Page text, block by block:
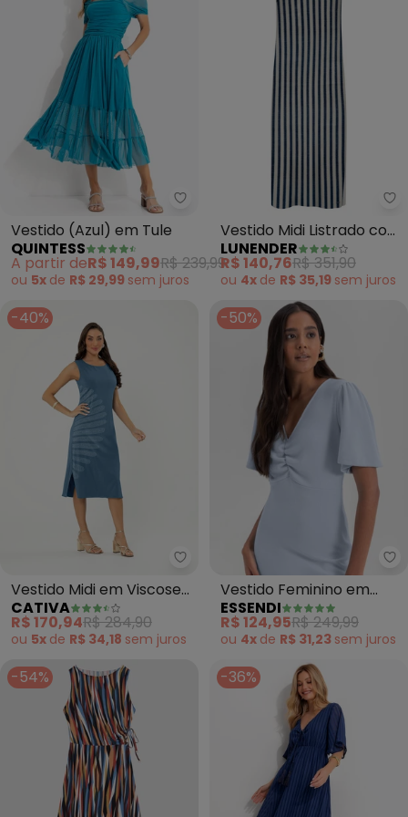
Quintess - Vestido (Azul) em
Vestido (Azul) em Tule
QUINTESS
A partir deR$ 149,99R$ 239,99
ou 5x de R$ 29,99 sem juros
Vestido Midi Listrado com
Fenda Lateral (Azul)
LUNENDER
R$ 140,76R$ 351,90
ou 4x de R$ 35,19 sem juros
-40%
Cativa - Vestido Midi em
Vestido Midi em Viscose
(Azul)
CATIVA
R$ 170,94R$ 284,90
ou 5x de R$ 34,18 sem juros
-50%
Vestido Feminino em
Malha (Azul)
ESSENDI
R$ 124,95R$ 249,99
ou 4x de R$ 31,23 sem juros
-54% -36%